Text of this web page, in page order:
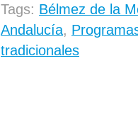
Tags: Bélmez de la
Andalucía,
tradicionales